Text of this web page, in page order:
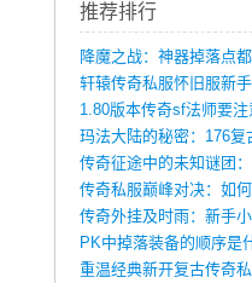
推荐排行
降魔之战：神器掉落点
1.80版本传奇sf法师要
传奇私服巅峰对决：如
PK中掉落装备的顺序是